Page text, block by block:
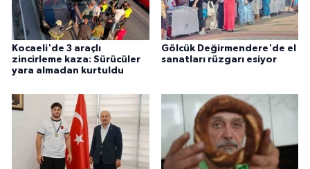
Kocaeli'de 3 araçlı
zincirleme kaza: Sürücüler
yara almadan kurtuldu
Gölcük Değirmendere'de el
sanatları rüzgarı esiyor